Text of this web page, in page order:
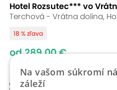
Hotel Rozsutec*** vo
Terchová - Vrátna dolina,
18 % zľava
od 289,00 €
Na vašom súkromí
záleží